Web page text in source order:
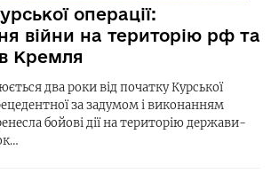
операції:
війни на територію рф та
Кремля
два роки від початку Курської
за задумом і виконанням
бойові дії на територію держави-